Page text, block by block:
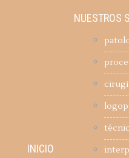
INICIO
NUESTROS